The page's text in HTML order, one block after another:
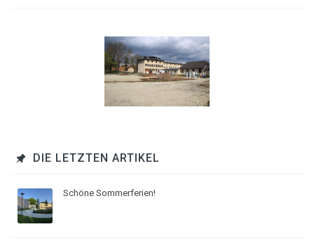
DIE LETZTEN ARTIKEL
Schöne Sommerferien!